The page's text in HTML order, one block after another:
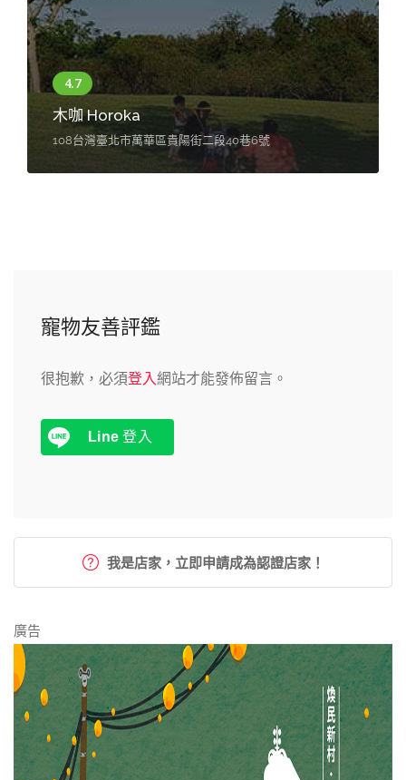
木咖 Horoka
108台灣臺北市萬華區貴陽街二段40巷6號
寵物友善評鑑
很抱歉，必須登入網站才能發佈留言。
Line 登入
我是店家，立即申請成為認證店家！
廣告